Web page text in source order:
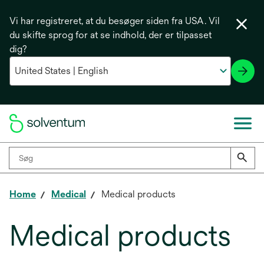
Vi har registreret, at du besøger siden fra USA. Vil
du skifte sprog for at se indhold, der er tilpasset
dig?
Home Medical Medical products
Medical products